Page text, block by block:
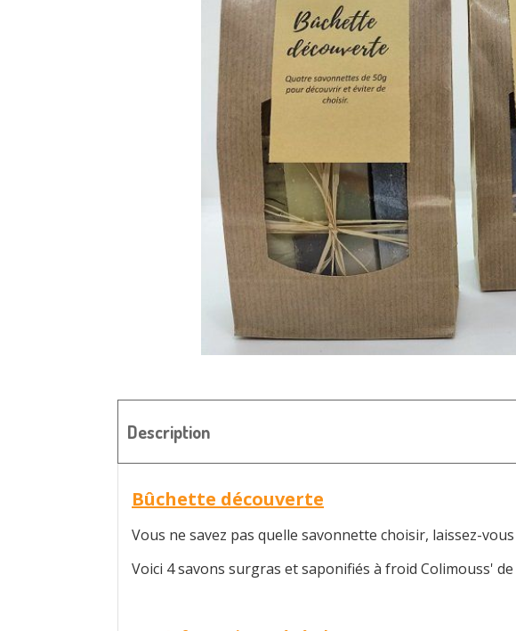
Description
Bûchette découverte
Vous ne savez pas quelle savonnette choisir, laissez-
Voici 4 savons surgras et saponifiés à froid Colimouss'